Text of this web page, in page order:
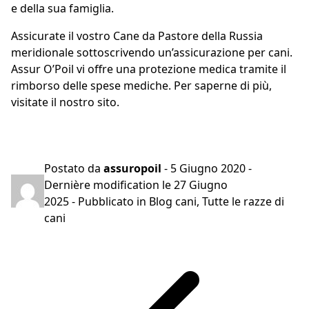
e della sua famiglia.
Assicurate il vostro Cane da Pastore della Russia
meridionale sottoscrivendo un’assicurazione per cani.
Assur O’Poil vi offre una protezione medica tramite il
rimborso delle spese mediche. Per saperne di più,
visitate il nostro sito.
Postato da assuropoil - 5 Giugno 2020-
Dernière modification le27 Giugno
2025- Pubblicato in Blog cani, Tutte le razze di
cani